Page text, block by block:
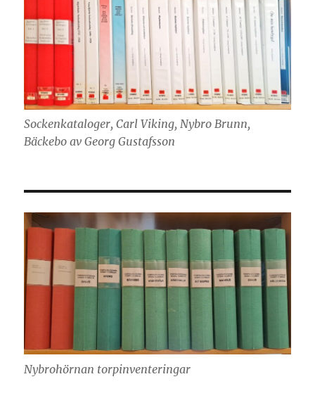
Sockenkataloger, Carl Viking, Nybro Brunn,
Bäckebo av Georg Gustafsson
Nybrohörnan torpinventeringar